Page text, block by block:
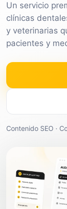
Un servicio
clínicas
y veterinarias
pacientes y
Contenido SEO ·